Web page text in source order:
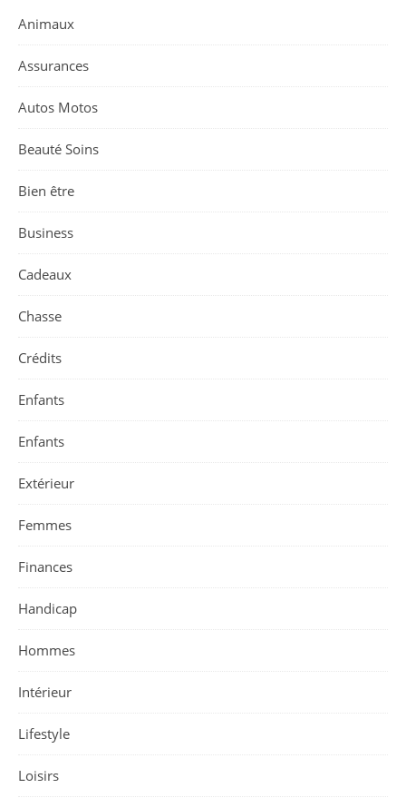
Animaux
Assurances
Autos Motos
Beauté Soins
Bien être
Business
Cadeaux
Chasse
Crédits
Enfants
Enfants
Extérieur
Femmes
Finances
Handicap
Hommes
Intérieur
Lifestyle
Loisirs